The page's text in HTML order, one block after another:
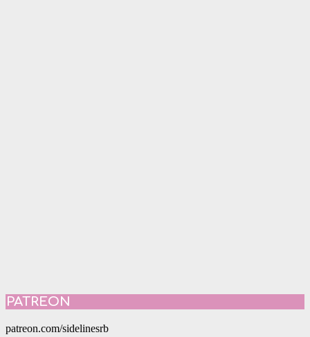
PATREON
patreon.com/sidelinesrb